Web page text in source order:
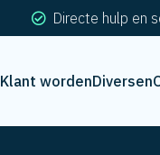
Directe hulp en
Klant wordenDiversen